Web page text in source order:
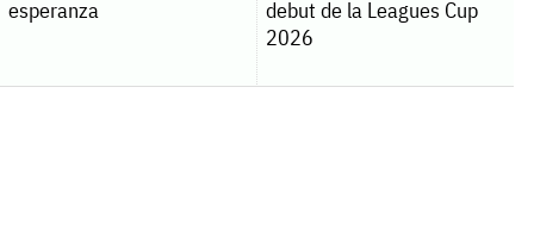
esperanza
debut de la Leagues Cup
2026